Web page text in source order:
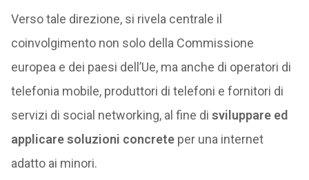
Verso tale direzione, si rivela centrale il
coinvolgimento non solo della Commissione
europea e dei paesi dell’Ue, ma anche di operatori di
telefonia mobile, produttori di telefoni e fornitori di
servizi di social networking, al fine di sviluppare ed
applicare soluzioni concreteper una internet
adatto ai minori.